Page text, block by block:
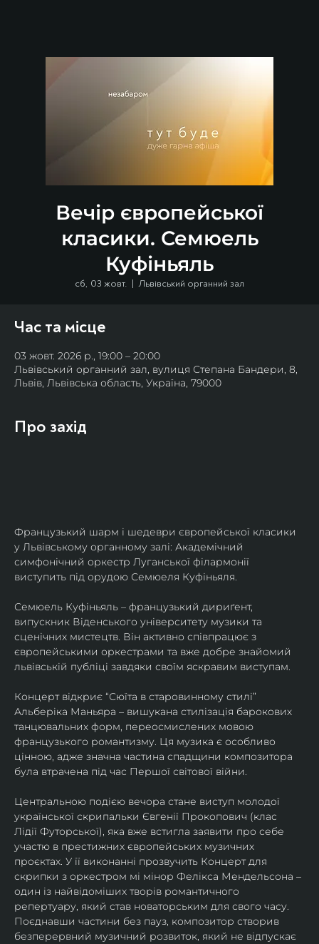
Вечір європейської
класики. Семюель
Куфіньяль
сб, 03 жовт.
  |
Львівський органний зал
Час та місце
03 жовт. 2026 р., 19:00 – 20:00
Львівський органний зал, вулиця Степана Бандери, 8,
Львів, Львівська область, Україна, 79000
Про захід
Французький шарм і шедеври європейської класики
у Львівському органному залі: Академічний
симфонічний оркестр Луганської філармонії
виступить під орудою Семюеля Куфіньяля.
Семюель Куфіньяль – французький дириґент,
випускник Віденського університету музики та
сценічних мистецтв. Він активно співпрацює з
європейськими оркестрами та вже добре знайомий
львівській публіці завдяки своїм яскравим виступам.
Концерт відкриє “Сюїта в старовинному стилі”
Альберіка Маньяра – вишукана стилізація барокових
танцювальних форм, переосмислених мовою
французького романтизму. Ця музика є особливо
цінною, адже значна частина спадщини композитора
була втрачена під час Першої світової війни.
Центральною подією вечора стане виступ молодої
української скрипальки Євгенії Прокопович (клас
Лідії Футорської), яка вже встигла заявити про себе
участю в престижних європейських музичних
проєктах. У її виконанні прозвучить Концерт для
скрипки з оркестром мі мінор Фелікса Мендельсона –
один із найвідоміших творів романтичного
репертуару, який став новаторським для свого часу.
Поєднавши частини без пауз, композитор створив
безперервний музичний розвиток, який не відпускає